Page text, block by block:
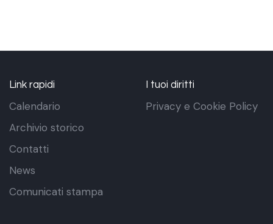
Link rapidi
Calendario
Archivio storico
Contatti
News
Comunicati stampa
I tuoi diritti
Privacy e Cookie Policy